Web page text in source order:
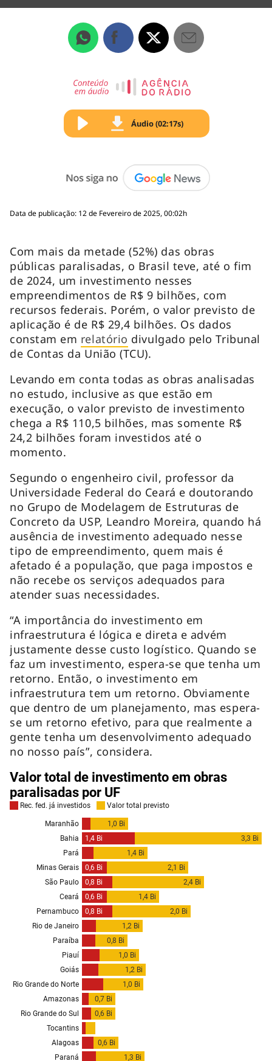
Áudio (02:17s)
Data de publicação: 12 de Fevereiro de 2025, 00:02h
Com mais da metade (52%) das obras
públicas paralisadas, o Brasil teve, até o fim
de 2024, um investimento nesses
empreendimentos de R$ 9 bilhões, com
recursos federais. Porém, o valor previsto de
aplicação é de R$ 29,4 bilhões. Os dados
constam em relatório divulgado pelo Tribunal
de Contas da União (TCU).
Levando em conta todas as obras analisadas
no estudo, inclusive as que estão em
execução, o valor previsto de investimento
chega a R$ 110,5 bilhões, mas somente R$
24,2 bilhões foram investidos até o
momento.
Segundo o engenheiro civil, professor da
Universidade Federal do Ceará e doutorando
no Grupo de Modelagem de Estruturas de
Concreto da USP, Leandro Moreira, quando há
ausência de investimento adequado nesse
tipo de empreendimento, quem mais é
afetado é a população, que paga impostos e
não recebe os serviços adequados para
atender suas necessidades.
“A importância do investimento em
infraestrutura é lógica e direta e advém
justamente desse custo logístico. Quando se
faz um investimento, espera-se que tenha um
retorno. Então, o investimento em
infraestrutura tem um retorno. Obviamente
que dentro de um planejamento, mas espera-
se um retorno efetivo, para que realmente a
gente tenha um desenvolvimento adequado
no nosso país”, considera.